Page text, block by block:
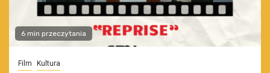
6 min przeczytania
Film Kultura